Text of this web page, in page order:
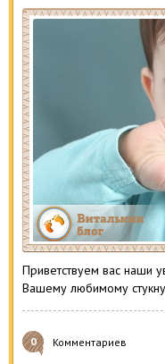
Приветствуем вас наши
Вашему любимому
0 Комментариев